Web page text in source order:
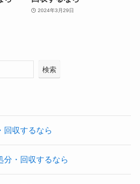
2024年3月29日
検索
回収するなら
分・回収するなら